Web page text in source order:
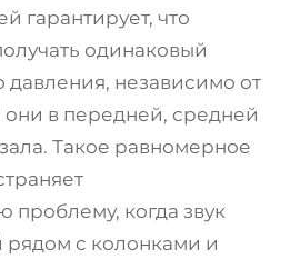
гарантирует, что
одинаковый
давления, независимо от
они в передней, средней
Такое равномерное
проблему, когда звук
с колонками и